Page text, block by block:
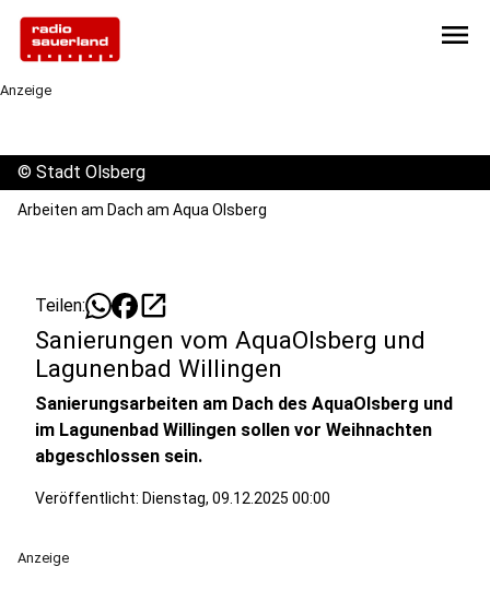
menu
Anzeige
© Stadt Olsberg
Arbeiten am Dach am Aqua Olsberg
Teilen: open_in_new
Sanierungen vom AquaOlsberg und
Lagunenbad Willingen
Sanierungsarbeiten am Dach des AquaOlsberg und
im Lagunenbad Willingen sollen vor Weihnachten
abgeschlossen sein.
Veröffentlicht: Dienstag, 09.12.2025 00:00
Anzeige